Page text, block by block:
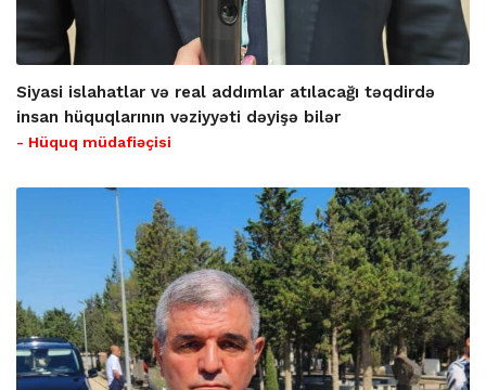
Siyasi islahatlar və real addımlar atılacağı təqdirdə
insan hüquqlarının vəziyyəti dəyişə bilər
- Hüquq müdafiəçisi